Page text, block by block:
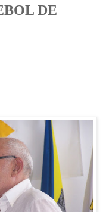
DE